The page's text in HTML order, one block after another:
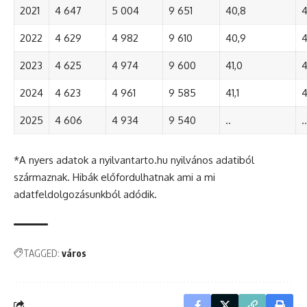
2021 4 647 5 004 9 651 40,8
2022 4 629 4 982 9 610 40,9
2023 4 625 4 974 9 600 41,0
2024 4 623 4 961 9 585 41,1
2025 4 606 4 934 9 540 .. ..
*A nyers adatok a nyilvantarto.hu nyilvános adatiból
származnak. Hibák előfordulhatnak ami a mi
adatfeldolgozásunkból adódik.
TAGGED: város